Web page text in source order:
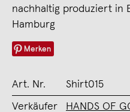
nachhaltig produziert in
Hamburg
Merken
Art. Nr. Shirt015
Verkäufer HANDS OF